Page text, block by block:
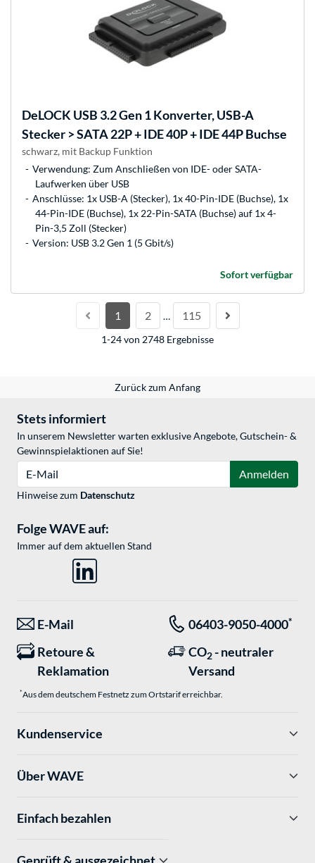
DeLOCK USB 3.2 Gen 1 Konverter, USB-A
Stecker > SATA 22P + IDE 40P + IDE 44P Buchse
schwarz, mit Backup Funktion
Verwendung: Zum Anschließen von IDE- oder SATA-
Laufwerken über USB
Anschlüsse: 1x USB-A (Stecker), 1x 40-Pin-IDE (Buchse), 1x
44-Pin-IDE (Buchse), 1x 22-Pin-SATA (Buchse) auf 1x 4-
Pin-3,5 Zoll (Stecker)
Version: USB 3.2 Gen 1 (5 Gbit/s)
Sofort verfügbar
1 2 … 115
1-24 von 2748 Ergebnisse
Zurück zum Anfang
Stets informiert
In unserem Newsletter warten exklusive Angebote, Gutschein- &
Gewinnspielaktionen auf Sie!
Anmelden
Hinweise zum Datenschutz
Folge WAVE auf:
Immer auf dem aktuellen Stand
E-Mail 06403-9050-4000*
Retoure &
Reklamation
CO2 - neutraler
Versand
*Aus dem deutschem Festnetz zum Ortstarif erreichbar.
Kundenservice
Über WAVE
Einfach bezahlen